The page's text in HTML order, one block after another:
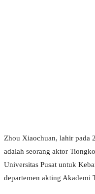
Zhou Xiaochuan, lahir pada
adalah seorang aktor
Universitas Pusat untuk
departemen akting Akademi